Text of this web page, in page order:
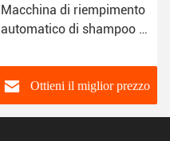
Macchina di riempimento
automatico di shampoo a
Ottieni il miglior prezzo